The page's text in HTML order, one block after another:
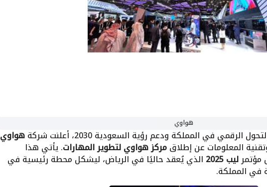
هواوي
في المملكة ودعم رؤية السعودية 2030، أعلنت شركة هواوي
المعلومات عن إطلاقمركز هواوي لتطوير المهارات. يأتي هذا
ليب 2025 الذي يُعقد حاليًا في الرياض، ليشكل محطة رئيسية في
في المملكة.